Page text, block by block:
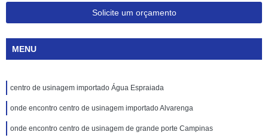
Solicite um orçamento
MENU
centro de usinagem importado Água Espraiada
onde encontro centro de usinagem importado Alvarenga
onde encontro centro de usinagem de grande porte Campinas